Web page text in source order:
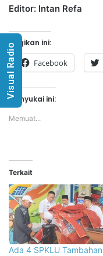
Editor: Intan Refa
Bagikan ini:
Facebook
Menyukai ini:
Memuat...
Terkait
Ada 4 SPKLU Tambahan
Visual Radio